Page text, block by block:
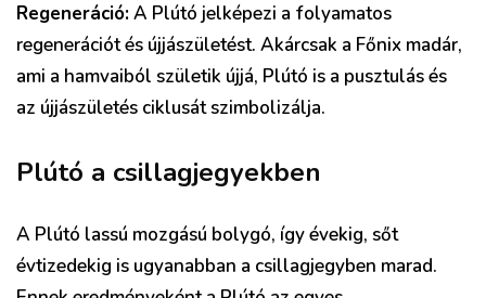
Regeneráció:A Plútó jelképezi a folyamatos
regenerációt és újjászületést. Akárcsak a Főnix madár,
ami a hamvaiból születik újjá, Plútó is a pusztulás és
az újjászületés ciklusát szimbolizálja.
Plútó a csillagjegyekben
A Plútó lassú mozgású bolygó, így évekig, sőt
évtizedekig is ugyanabban a csillagjegyben marad.